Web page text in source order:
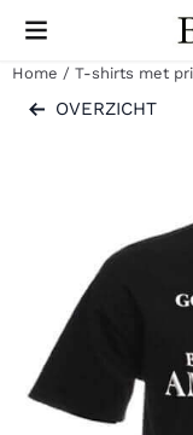
Cookievoorkeuren
Home / T-shirts met
OVERZICHT